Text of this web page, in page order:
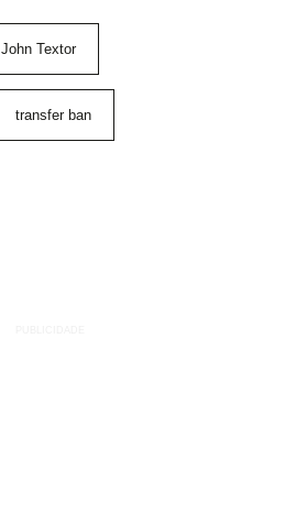
John Textor
transfer ban